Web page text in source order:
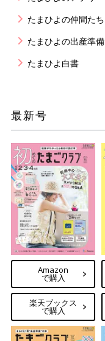
たまひよの仲間たち
たまひよの出産準備
たまひよ白書
最新号
Amazon
で購入
楽天ブックス
で購入